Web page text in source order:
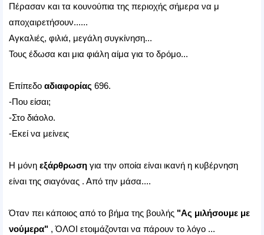
Πέρασαν και τα κουνούπια της περιοχής σήμερα να μ
αποχαιρετήσουν......
Αγκαλιές, φιλιά, μεγάλη συγκίνηση...
Τους έδωσα και μια φιάλη αίμα για το δρόμο...
Επίπεδο αδιαφορίας 696.
-Που είσαι;
-Στο διάολο.
-Εκεί να μείνεις
Η μόνη εξάρθρωση για την οποία είναι ικανή η κυβέρνηση
είναι της σιαγόνας . Από την μάσα....
Όταν πει κάποιος από το βήμα της βουλής "Ας μιλήσουμε με
νούμερα" , ΌΛΟΙ ετοιμάζονται να πάρουν το λόγο ...